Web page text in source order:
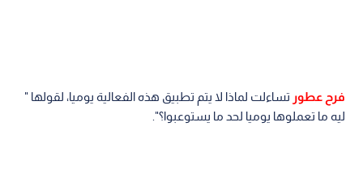
فرح عطور تساءلت لماذا لا يتم تطبيق هذه الفعالية يوميا، لقولها "
ليه ما تعملوها يوميا لحد ما يستوعبوا؟".